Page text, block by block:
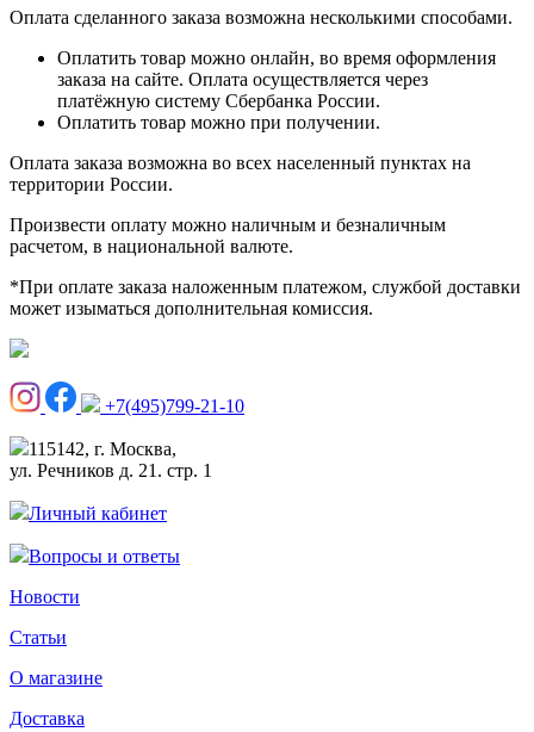
Оплата сделанного заказа возможна несколькими способами.
Оплатить товар можно онлайн, во время оформления
заказа на сайте. Оплата осуществляется через
платёжную систему Сбербанка России.
Оплатить товар можно при получении.
Оплата заказа возможна во всех населенный пунктах на
территории России.
Произвести оплату можно наличным и безналичным
расчетом, в национальной валюте.
*При оплате заказа наложенным платежом, службой доставки
может изыматься дополнительная комиссия.
+7(495)799-21-10
115142, г. Москва,
ул. Речников д. 21. стр. 1
Личный кабинет
Вопросы и ответы
Новости
Статьи
О магазине
Доставка